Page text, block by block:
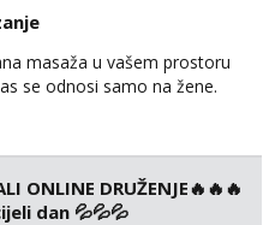
masaža u vašem prostoru
se odnosi samo na žene.
ONLINE DRUŽENJE🔥🔥🔥
dan 💦💦💦